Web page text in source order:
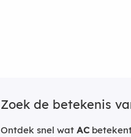
Zoek de betekenis
Ontdek snel wat AC